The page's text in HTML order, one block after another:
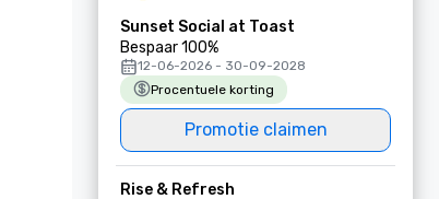
Sunset Social at Toast
Bespaar 100%
12-06-2026 - 30-09-2028
Procentuele korting
Promotie claimen
Rise & Refresh